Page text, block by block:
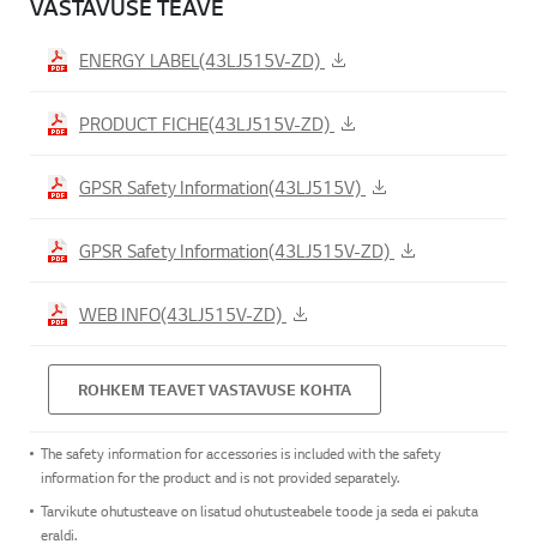
VASTAVUSE TEAVE
ENERGY LABEL(43LJ515V-ZD)
PRODUCT FICHE(43LJ515V-ZD)
GPSR Safety Information(43LJ515V)
GPSR Safety Information(43LJ515V-ZD)
WEB INFO(43LJ515V-ZD)
ROHKEM TEAVET VASTAVUSE KOHTA
The safety information for accessories is included with the safety
information for the product and is not provided separately.
Tarvikute ohutusteave on lisatud ohutusteabele toode ja seda ei pakuta
eraldi.